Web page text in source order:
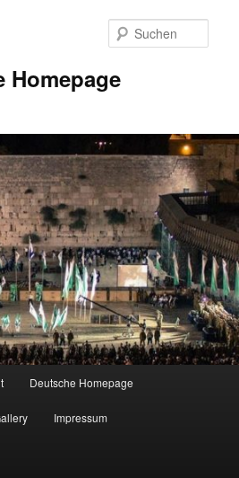
Homepage
Deutsche Homepage
Impressum